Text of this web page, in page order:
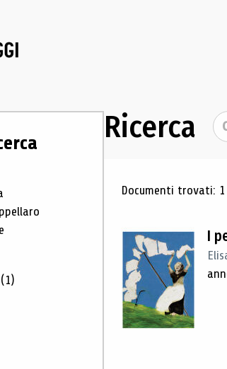
(1)
Ricerca
Risultati
Documenti trovati: 1
I